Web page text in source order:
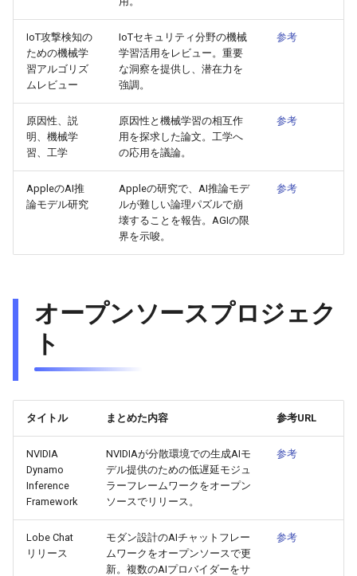
2026-06-02
2026-05-31
2026-05-29
2026-05-26
2026-05-22
2026-05-20
2025-11-17
2025-11-15
2025-11-13
2025-11-10
2025-11-06
2025-11-04
2026-06-02
2026-06-01
2026-05-31
2026-05-30
2026-05-29
2026-05-26
2026-05-25
2026-05-22
2026-05-21
2026-05-20
2026-05-30
2026-05-28
2026-05-26
2026-05-23
2026-05-19
2026-05-17
2025-11-17
2025-11-15
2025-11-13
2025-11-10
2025-11-06
2025-11-04
2026-05-29
2026-05-27
2026-05-25
2026-05-22
2026-05-18
2026-05-16
2025-11-17
2025-11-15
2025-11-13
2025-11-10
2025-11-06
2025-11-04
2026-06-02
2026-05-31
2026-05-29
2026-05-26
2026-05-22
2026-05-20
IoT攻撃検知の
ための機械学
習アルゴリズ
ムレビュー
IoTセキュリティ分野の機械
学習活用をレビュー。重要
な洞察を提供し、潜在力を
強調。
参考
原因性、説
明、機械学
習、工学
原因性と機械学習の相互作
用を探求した論文。工学へ
の応用を議論。
参考
AppleのAI推
論モデル研究
Appleの研究で、AI推論モデ
ルが難しい論理パズルで崩
壊することを報告。AGIの限
界を示唆。
参考
オープンソースプロジェク
ト
タイトル まとめた内容 参考URL
NVIDIA
Dynamo
Inference
Framework
NVIDIAが分散環境での生成AIモ
デル提供のための低遅延モジュ
ラーフレームワークをオープン
ソースでリリース。
参考
Lobe Chat
リリース
モダン設計のAIチャットフレー
ムワークをオープンソースで更
新。複数のAIプロバイダーをサ
参考